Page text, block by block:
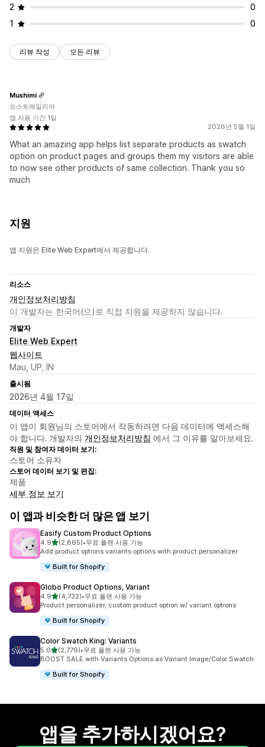
2
0
1
0
리뷰 작성 모든 리뷰
2026년 5월 1일
What an amazing app helps list separate products as swatch
option on product pages and groups them my visitors are able
to now see other products of same collection. Thank you so
much
Mushimi
오스트레일리아
앱 사용 기간 1일
지원
앱 지원은 Elite Web Expert에서 제공합니다.
리소스
개인정보처리방침
이 개발자는 한국어(으)로 직접 지원을 제공하지 않습니다.
개발자
Elite Web Expert
웹사이트
Mau, UP, IN
출시됨
2026년 4월 17일
데이터 액세스
이 앱이 회원님의 스토어에서 작동하려면 다음 데이터에 액세스해
야 합니다. 개발자의 개인정보처리방침 에서 그 이유를 알아보세요.
직원 및 참여자 데이터 보기:
스토어 소유자
스토어 데이터 보기 및 편집:
제품
세부 정보 보기
이 앱과 비슷한 더 많은 앱 보기
Easify Custom Product Options
4.9별 5개 중
(2,865)
총 리뷰 2865개
•무료 플랜 사용 가능
Add product options variants options with product personalizer
Built for Shopify
Globo Product Options, Variant
4.9별 5개 중
(4,732)
총 리뷰 4732개
•무료 플랜 사용 가능
Product personalizer, custom product option w/ variant options
Built for Shopify
Color Swatch King: Variants
5.0별 5개 중
(2,779)
총 리뷰 2779개
•무료 플랜 사용 가능
BOOST SALE with Variants Options as Variant Image/Color Swatch
Built for Shopify
앱을 추가하시겠어요?